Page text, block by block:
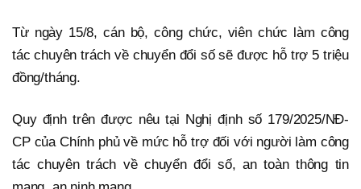
Từ ngày 15/8, cán bộ, công chức, viên chức làm công
tác chuyên trách về chuyển đổi số sẽ được hỗ trợ 5 triệu
đồng/tháng.
Quy định trên được nêu tại Nghị định số 179/2025/NĐ-
CP của Chính phủ về mức hỗ trợ đối với người làm công
tác chuyên trách về chuyển đổi số, an toàn thông tin